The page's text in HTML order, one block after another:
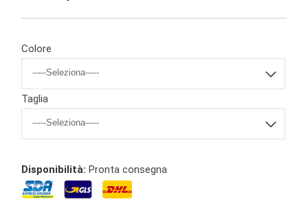
Colore
Taglia
Disponibilità: Pronta consegna